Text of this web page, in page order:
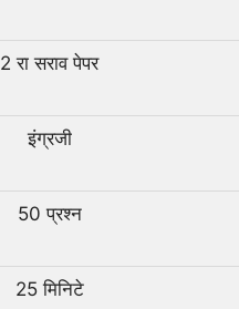
2 रा सराव पेपर
इंग्रजी
50 प्रश्न
25 मिनिटे